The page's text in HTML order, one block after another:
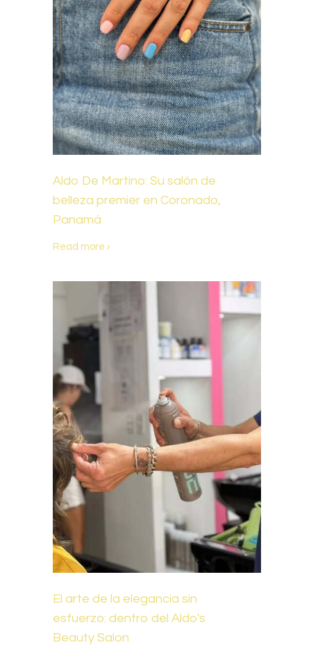
Aldo De Martino: Su salón de
belleza premier en Coronado,
Panamá
Read more ›
El arte de la elegancia sin
esfuerzo: dentro del Aldo's
Beauty Salon